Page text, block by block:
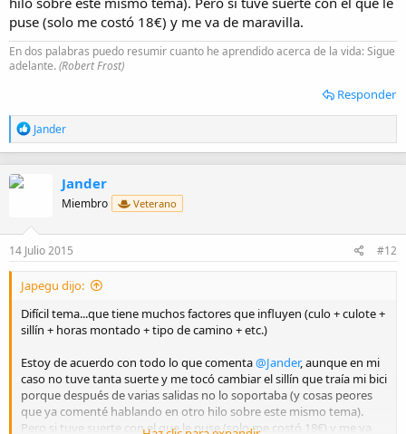
puse (solo me costó 18€) y me va de maravilla.
En dos palabras puedo resumir cuanto he aprendido acerca de la vida: Sigue
adelante.(Robert Frost)
Responder
R
e
a
n
e
s
Jander
Jander
Miembro Veterano
14 Julio 2015 #12
Japegu dijo:
Difícil tema...que tiene muchos factores que influyen (culo + culote +
sillín + horas montado + tipo de camino + etc.)
Estoy de acuerdo con todo lo que comenta@Jander, aunque en mi
caso no tuve tanta suerte y me tocó cambiar el sillín que traía mi bici
porque después de varias salidas no lo soportaba (y cosas peores
que ya comenté hablando en otro hilo sobre este mismo tema).
Pero si tuve suerte con el que le puse (solo me costó 18€) y me va